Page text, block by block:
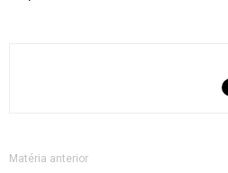
Matéria anterior